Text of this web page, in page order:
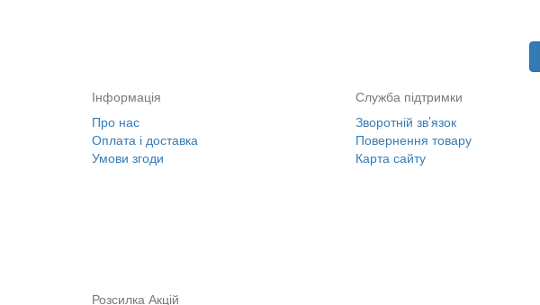
Інформація
Про нас
Оплата і доставка
Умови згоди
Служба підтримки
Зворотній зв’язок
Повернення товару
Карта сайту
Розсилка Акцій